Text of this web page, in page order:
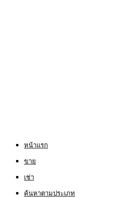
หน้าแรก
ขาย
เช่า
ค้นหาตามประเภท